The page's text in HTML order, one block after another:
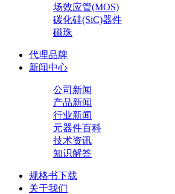
场效应管(MOS)
碳化硅(SiC)器件
磁珠
代理品牌
新闻中心
公司新闻
产品新闻
行业新闻
元器件百科
技术资讯
知识解答
规格书下载
关于我们